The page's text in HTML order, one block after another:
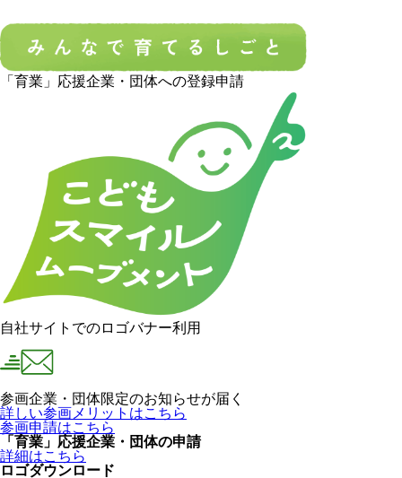
「育業」応援企業・団体への登録申請
自社サイトでのロゴバナー利用
参画企業・団体限定のお知らせが届く
詳しい参画メリットはこちら
参画申請はこちら
「育業」応援企業・団体の申請
詳細はこちら
ロゴダウンロード